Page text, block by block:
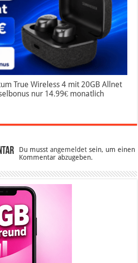
True Wireless 4 mit 20GB Allnet
nur 14.99€ monatlich
Du musstangemeldet sein, um einen
Kommentar abzugeben.